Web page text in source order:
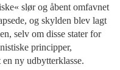
slør og åbent omfavnet
og skylden blev lagt
selv om disse stater for
principper,
ny udbytterklasse.